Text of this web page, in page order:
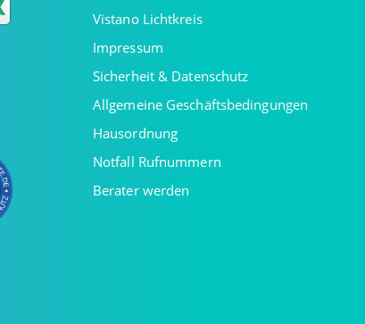
Vistano Lichtkreis
Impressum
Sicherheit & Datenschutz
Allgemeine Geschäftsbedingungen
Hausordnung
Notfall Rufnummern
Berater werden